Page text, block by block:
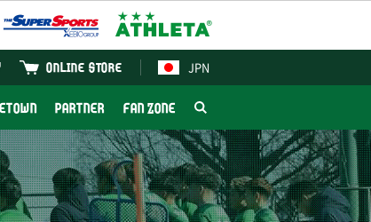
JPN
ONLINE STORE
PARTNER FAN ZONE